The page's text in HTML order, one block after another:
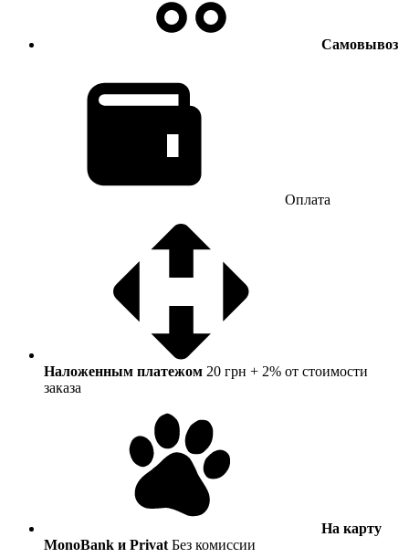
Самовывоз
Оплата
Наложенным платежом 20 грн + 2% от стоимости
заказа
На карту
MonoBank и Privat Без комиссии